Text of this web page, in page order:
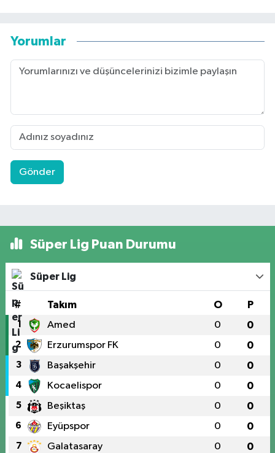
Yorumlar
Gönder
Süper Lig Puan Durumu
Süper Lig
# Takım O P
1 Amed 0 0
2 Erzurumspor FK 0 0
3 Başakşehir 0 0
4 Kocaelispor 0 0
5 Beşiktaş 0 0
6 Eyüpspor 0 0
7 Galatasaray 0 0